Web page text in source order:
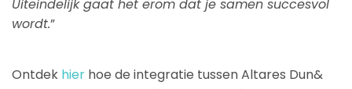
Uiteindelijk gaat het erom dat je samen succesvol
wordt.”
Ontdek hier hoe de integratie tussen Altares Dun&